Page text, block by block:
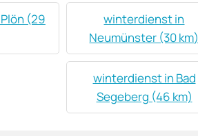
(29
winterdienst in
Neumünster (30 km)
winterdienst in Bad
Segeberg (46 km)